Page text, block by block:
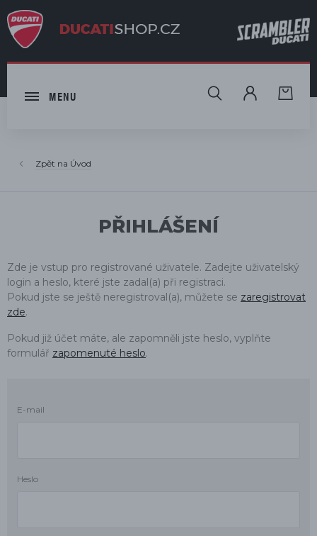
MENU HLEDAT
Úvod
PŘIHLÁŠENÍ
Zde je vstup pro registrované uživatele. Zadejte uživatelský
login a heslo, které jste zadal(a) při registraci.
Pokud jste se ještě neregistroval(a), můžete se zaregistrovat
zde.
Pokud již účet máte, ale zapomněli jste heslo, vyplňte
formulář zapomenuté heslo.
E-mail
Heslo